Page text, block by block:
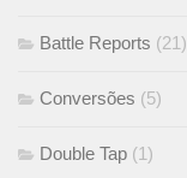
Battle Reports (21)
Conversões (5)
Double Tap (1)